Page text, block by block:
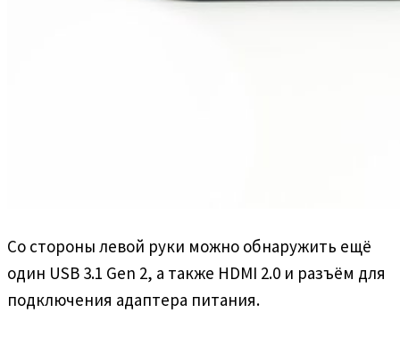
Со стороны левой руки можно обнаружить ещё
один USB 3.1 Gen 2, а также HDMI 2.0 и разъём для
подключения адаптера питания.